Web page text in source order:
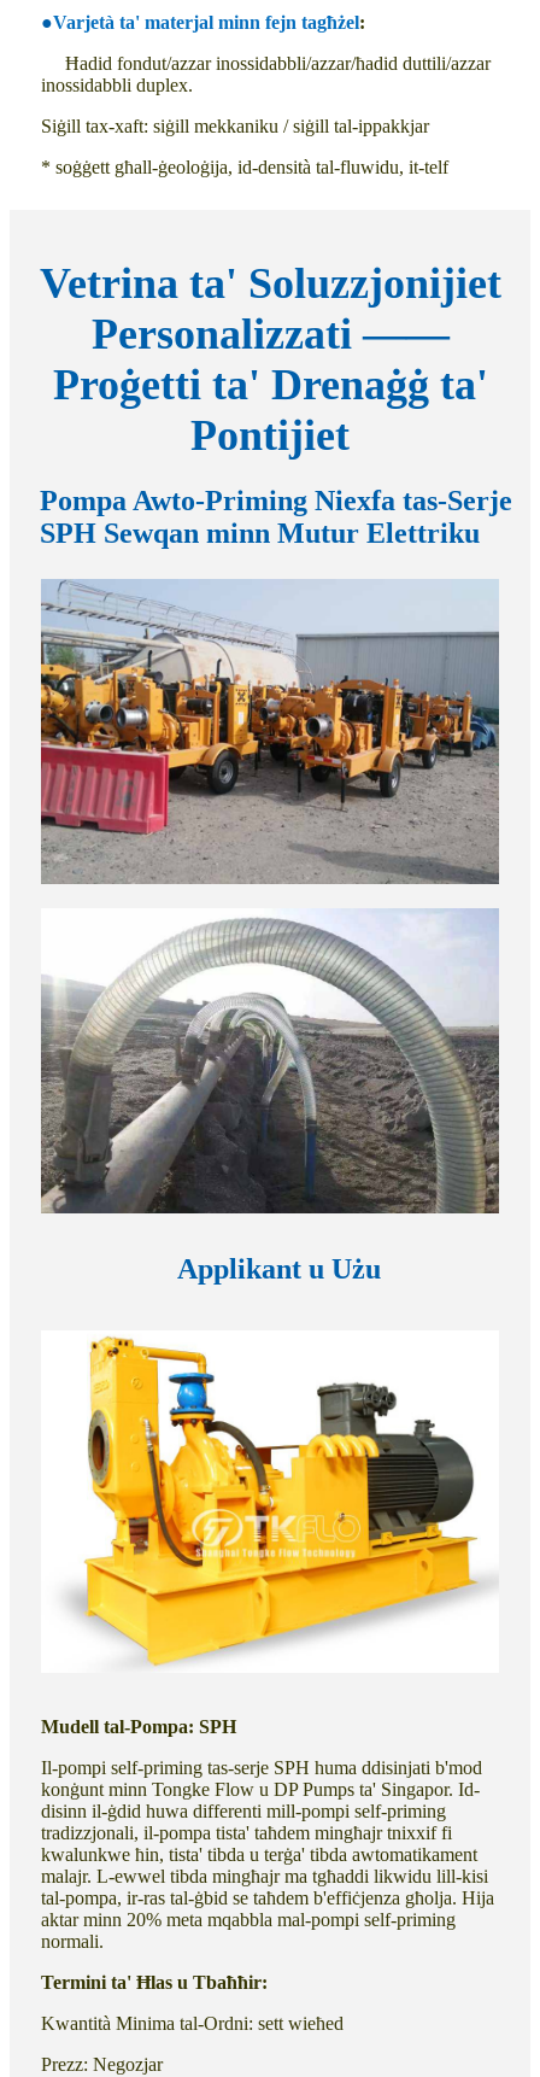
●Varjetà ta' materjal minn fejn tagħżel:
Ħadid fondut/azzar inossidabbli/azzar/ħadid duttili/azzar
inossidabbli duplex.
Siġill tax-xaft: siġill mekkaniku / siġill tal-ippakkjar
* soġġett għall-ġeoloġija, id-densità tal-fluwidu, it-telf
Vetrina ta' Soluzzjonijiet
Personalizzati ——
Proġetti ta' Drenaġġ ta'
Pontijiet
Pompa Awto-Priming Niexfa tas-Serje
SPH Sewqan minn Mutur Elettriku
Applikant u Użu
Mudell tal-Pompa: SPH
Il-pompi self-priming tas-serje SPH huma ddisinjati b'mod
konġunt minn Tongke Flow u DP Pumps ta' Singapor. Id-
disinn il-ġdid huwa differenti mill-pompi self-priming
tradizzjonali, il-pompa tista' taħdem mingħajr tnixxif fi
kwalunkwe ħin, tista' tibda u terġa' tibda awtomatikament
malajr. L-ewwel tibda mingħajr ma tgħaddi likwidu lill-kisi
tal-pompa, ir-ras tal-ġbid se taħdem b'effiċjenza għolja. Hija
aktar minn 20% meta mqabbla mal-pompi self-priming
normali.
Termini ta' Ħlas u Tbaħħir:
Kwantità Minima tal-Ordni: sett wieħed
Prezz: Negozjar